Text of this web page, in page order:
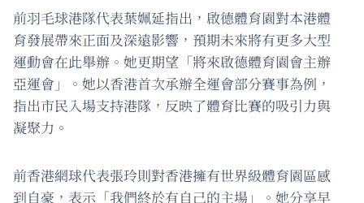
前羽毛球港隊代表葉姵延指出，啟德體育園對本港體
育發展帶來正面及深遠影響，預期未來將有更多大型
運動會在此舉辦。她更期望「將來啟德體育園會主辦
亞運會」。她以香港首次承辦全運會部分賽事為例，
指出市民入場支持港隊，反映了體育比賽的吸引力與
凝聚力。
前香港網球代表張玲則對香港擁有世界級體育園區感
到自豪，表示「我們終於有自己的主場」。她分享早